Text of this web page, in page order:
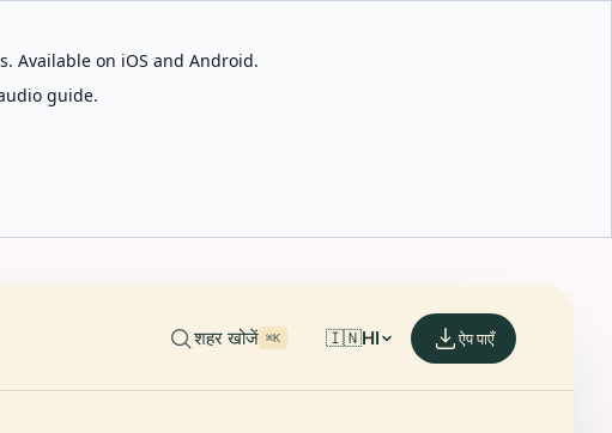
Available on iOS and Android.
guide.
शहर खोजें ⌘K 🇮🇳HI ऐप पाएँ